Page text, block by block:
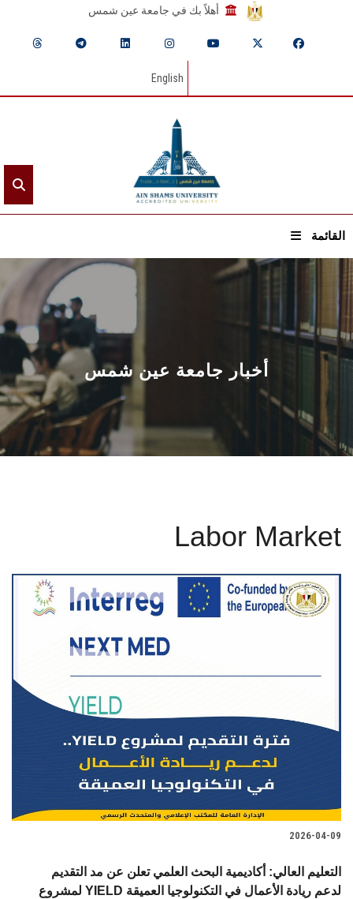
أهلاً بك في جامعة عين شمس
English
القائمة
الرئيسيـة
عن الجامعة
القطاعـات
الشئون الأكاديمية
البحث العلمي
الأنظمة الذكية
الموظفون
أخبار جامعة عين شمس
Labor Market
2026-04-09
التعليم العالي: أكاديمية البحث العلمي تعلن عن مد التقديم
لمشروع YIELD لدعم ريادة الأعمال في التكنولوجيا العميقة